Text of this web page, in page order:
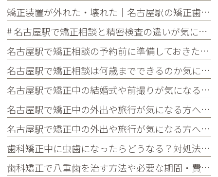
矯正装置が外れた・壊れた｜名古屋駅の矯正歯科が教えるトラブル別の対処法
# 名古屋駅で矯正相談と精密検査の違いが気になる方へ｜各ステップでわかることを歯科医師が解説
名古屋駅で矯正相談の予約前に準備しておきたいこと｜チェックリストつきで初めての方に解説
名古屋駅で矯正相談は何歳までできるのか気になる方へ｜大人の矯正の疑問・メリット・よくある質問まとめ
名古屋駅で矯正中の結婚式や前撮りが気になる方へ｜当院限定サービス・タイミングの考え方・よくある質問まとめ
名古屋駅で矯正中の外出や旅行が気になる方へ｜国内・海外旅行の対策・持ち物・よくある質問まとめ
名古屋駅で矯正中の外出や旅行が気になる方へ｜国内・海外旅行の対策・持ち物・よくある質問まとめ
歯科矯正中に虫歯になったらどうなる？対処法や予防法を詳しく紹介
歯科矯正で八重歯を治す方法や必要な期間・費用、放置するリスクを紹介